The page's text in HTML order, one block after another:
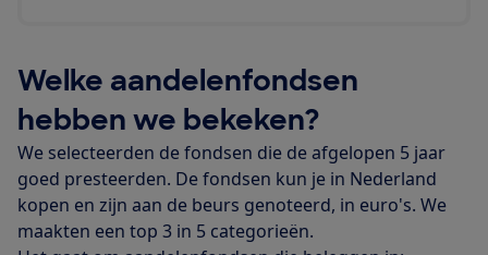
Welke aandelenfondsen
hebben we bekeken?
We selecteerden de fondsen die de afgelopen 5 jaar
goed presteerden. De fondsen kun je in Nederland
kopen en zijn aan de beurs genoteerd, in euro's. We
maakten een top 3 in 5 categorieën.